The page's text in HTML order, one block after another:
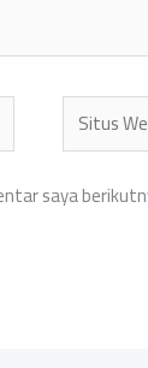
Situs
Web
saya